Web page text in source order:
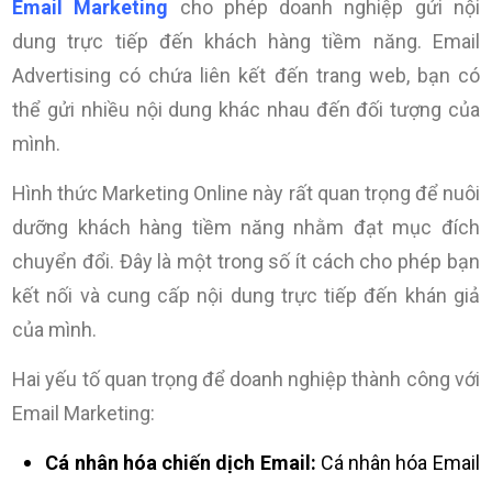
Email Marketing cho phép doanh nghiệp gửi nội
dung trực tiếp đến khách hàng tiềm năng. Email
Advertising có chứa liên kết đến trang web, bạn có
thể gửi nhiều nội dung khác nhau đến đối tượng của
mình.
Hình thức Marketing Online này rất quan trọng để nuôi
dưỡng khách hàng tiềm năng nhằm đạt mục đích
chuyển đổi. Đây là một trong số ít cách cho phép bạn
kết nối và cung cấp nội dung trực tiếp đến khán giả
của mình.
Hai yếu tố quan trọng để doanh nghiệp thành công với
Email Marketing:
Cá nhân hóa chiến dịch Email: Cá nhân hóa Email